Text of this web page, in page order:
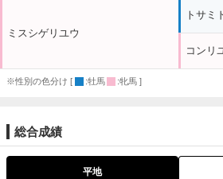
ミスシゲリユウ
トサミ
コンリ
※性別の色分け [ :牡馬 :牝馬 ]
総合成績
平地